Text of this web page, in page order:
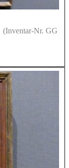
(Inventar-Nr. GG